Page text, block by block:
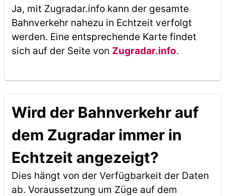
Ja, mit Zugradar.info kann der gesamte
Bahnverkehr nahezu in Echtzeit verfolgt
werden. Eine entsprechende Karte findet
sich auf der Seite von Zugradar.info.
Wird der Bahnverkehr auf
dem Zugradar immer in
Echtzeit angezeigt?
Dies hängt von der Verfügbarkeit der Daten
ab. Voraussetzung um Züge auf dem